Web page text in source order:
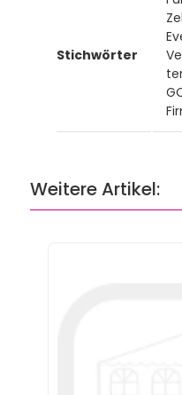
Stichwörter
Weitere Artikel: